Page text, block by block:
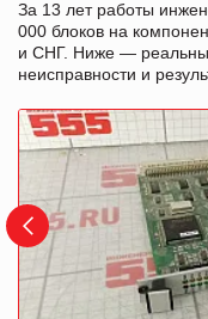
За 13 лет работы
000 блоков на
и СНГ. Ниже —
неисправности и